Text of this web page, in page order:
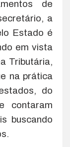
de
a
Estado é
em vista
Tributária,
na prática
do
contaram
buscando